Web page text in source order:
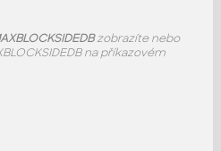
zobrazíte nebo
na příkazovém